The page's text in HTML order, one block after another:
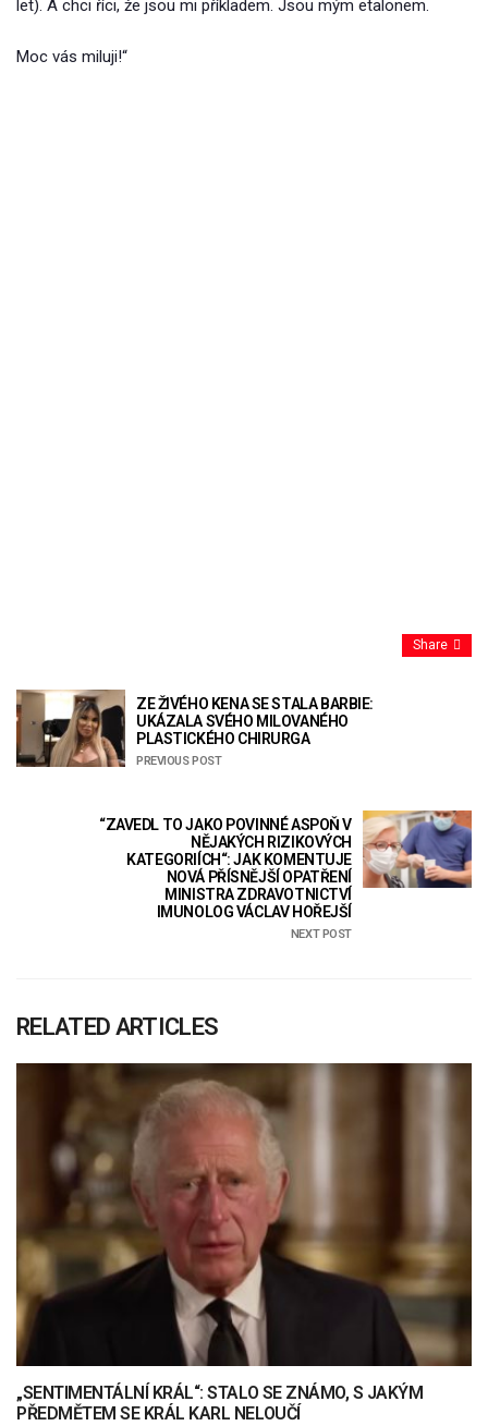
let). A chci říci, že jsou mi příkladem. Jsou mým etalonem.
Moc vás miluji!“
Share
ZE ŽIVÉHO KENA SE STALA BARBIE:
UKÁZALA SVÉHO MILOVANÉHO
PLASTICKÉHO CHIRURGA
PREVIOUS POST
“ZAVEDL TO JAKO POVINNÉ ASPOŇ V
NĚJAKÝCH RIZIKOVÝCH
KATEGORIÍCH“: JAK KOMENTUJE
NOVÁ PŘÍSNĚJŠÍ OPATŘENÍ
MINISTRA ZDRAVOTNICTVÍ
IMUNOLOG VÁCLAV HOŘEJŠÍ
NEXT POST
RELATED ARTICLES
„SENTIMENTÁLNÍ KRÁL“: STALO SE ZNÁMO, S JAKÝM
PŘEDMĚTEM SE KRÁL KARL NELOUČÍ